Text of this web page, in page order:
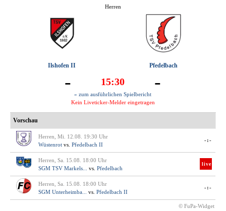
Herren
Ilshofen II Pfedelbach
- 15:30 -
» zum ausführlichen Spielbericht
Kein Liveticker-Melder eingetragen
Vorschau
Herren, Mi. 12.08. 19:30 Uhr
Wüstenrot vs. Pfedelbach II
-:-
Herren, Sa. 15.08. 18:00 Uhr
SGM TSV Markels...
vs. Pfedelbach
live
Herren, Sa. 15.08. 18:00 Uhr
SGM Unterheimba...
vs. Pfedelbach II
-:-
© FuPa-Widget